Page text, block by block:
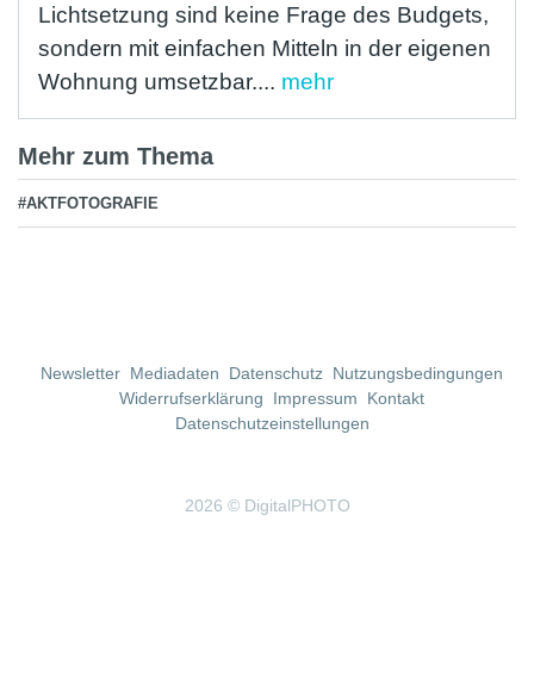
Lichtsetzung sind keine Frage des Budgets,
sondern mit einfachen Mitteln in der eigenen
Wohnung umsetzbar.... mehr
Mehr zum Thema
#AKTFOTOGRAFIE
2026 © DigitalPHOTO
Newsletter Mediadaten Datenschutz Nutzungsbedingungen
Widerrufserklärung
Impressum
Kontakt
Datenschutzeinstellungen